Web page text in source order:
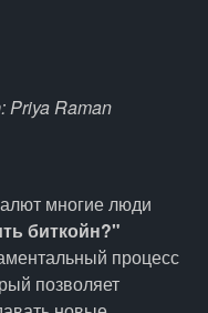
Priya Raman
многие люди
биткойн?"
процесс
позволяет